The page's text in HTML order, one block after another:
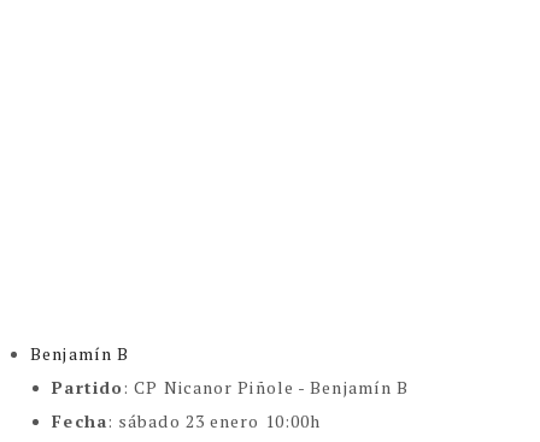
Benjamín B
Partido:CP Nicanor Piñole - Benjamín B
Fecha: sábado 23 enero 10:00h